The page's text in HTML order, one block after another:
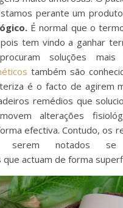
perante um
É normal que o
tem vindo a ganhar
soluções mais
também são
é o facto de agirem
remédios que
alterações
efectiva. Contudo, os
serem notados se
actuam de forma